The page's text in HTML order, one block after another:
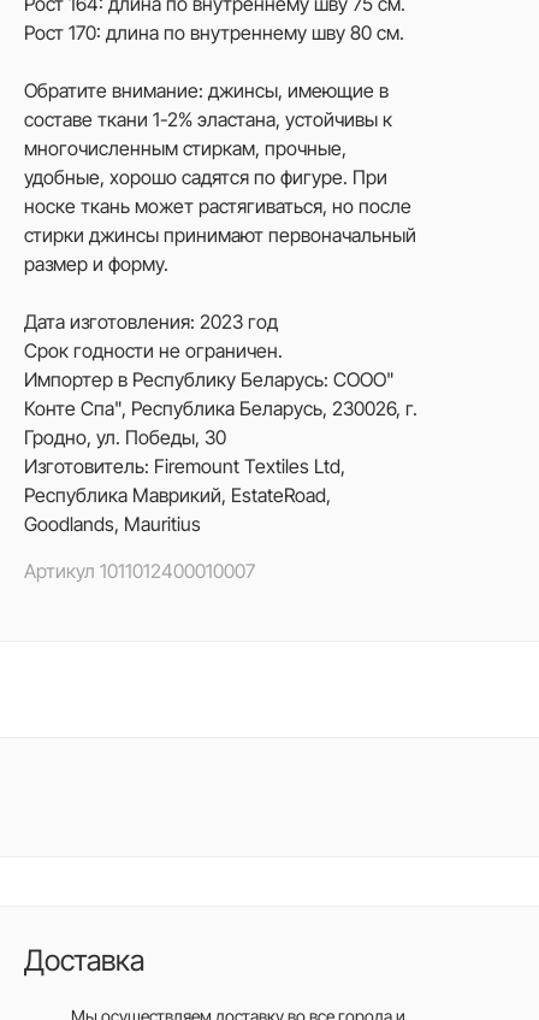
Рост 170: длина по внутреннему шву 80 см.
Обратите внимание: джинсы, имеющие в
составе ткани 1-2% эластана, устойчивы к
многочисленным стиркам, прочные,
удобные, хорошо садятся по фигуре. При
носке ткань может растягиваться, но после
стирки джинсы принимают первоначальный
размер и форму.
Дата изготовления: 2023 год
Срок годности не ограничен.
Импортер в Республику Беларусь: СООО"
Конте Спа", Республика Беларусь, 230026, г.
Гродно, ул. Победы, 30
Изготовитель: Firemount Textiles Ltd,
Республика Маврикий, EstateRoad,
Goodlands, Mauritius
Артикул 1011012400010007
Доставка
Мы осуществляем доставку во все городаи